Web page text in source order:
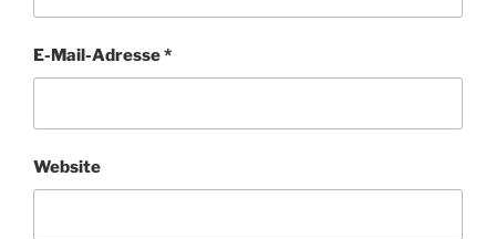
E-Mail-Adresse*
Website